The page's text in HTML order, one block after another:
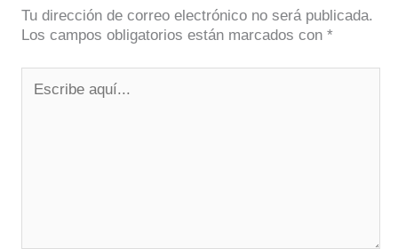
Tu dirección de correo electrónico no será publicada.
Los campos obligatorios están marcados con *
aquí...